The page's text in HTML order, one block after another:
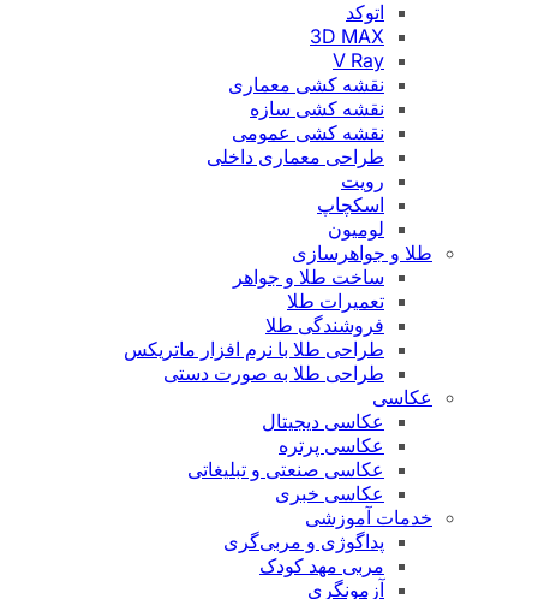
اتوکد
3D MAX
V Ray
نقشه کشی معماری
نقشه کشی سازه
نقشه کشی عمومی
طراحی معماری داخلی
رویت
اسکچاپ
لومیون
طلا و جواهرسازی
ساخت طلا و جواهر
تعمیرات طلا
فروشندگی طلا
طراحی طلا با نرم افزار ماتریکس
طراحی طلا به صورت دستی
عکاسی
عکاسی دیجیتال
عکاسی پرتره
عکاسی صنعتی و تبلیغاتی
عکاسی خبری
خدمات آموزشی
پداگوژی و مربی‌گری
مربی مهد کودک
آزمونگری